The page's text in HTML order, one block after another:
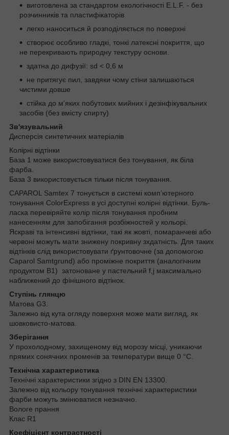
виготовлена за стандартом екологічності E.L.F. - без
розчинників та пластифікаторів
легко наноситься й розподіляється по поверхні
створює особливо гладкі, тонкі латексні покриття, що
не перекривають природну текстуру основи.
здатна до дифузії: sd < 0,6 м
не притягує пил, завдяки чому стіни залишаються
чистими довше
стійка до м'яких побутових мийних і дезінфікувальних
засобів (без вмісту спирту)
Зв'язувальний
Дисперсія синтетичних матеріалів
Колірні відтінки
База 1 може використовуватися без тонування, як біла
фарба.
База 3 використовується тільки після тонування.
CAPAROL Samtex 7 тонується в системі комп’ютерного
тонування ColorExpress в усі доступні колірні відтінки. Буль-
ласка перевіряйте колір після тонування пробним
нанесенням для запобігання розбіжностей у кольорі.
Яскраві та інтенсивні відтінки, такі як жовті, помаранчеві або
червоні можуть мати знижену покривну зхдатність. Для таких
відтінків слід використовувати ґрунтовочне (за допомогою
Caparol Samtgrund) або проміжне покриття (аналогічним
продуктом B1) затоноване у пастельний f,j максимально
наближений до фінішного відтінок.
Ступінь глянцю
Матова G3.
Залежно від кута огляду поверхня може мати вигляд, як
шовковисто-матова.
Зберігання
У прохолодному, захищеному від морозу місці, уникаючи
прямих сонячних променів за температури вище 0 °C.
Технічна характеристика
Технічні характеристики згідно з DIN EN 13300.
Залежно від кольору тонування технічні характеристики
фарби можуть змінюватися незначно.
Вологе прання
Клас R1
Коефіцієнт контрастності